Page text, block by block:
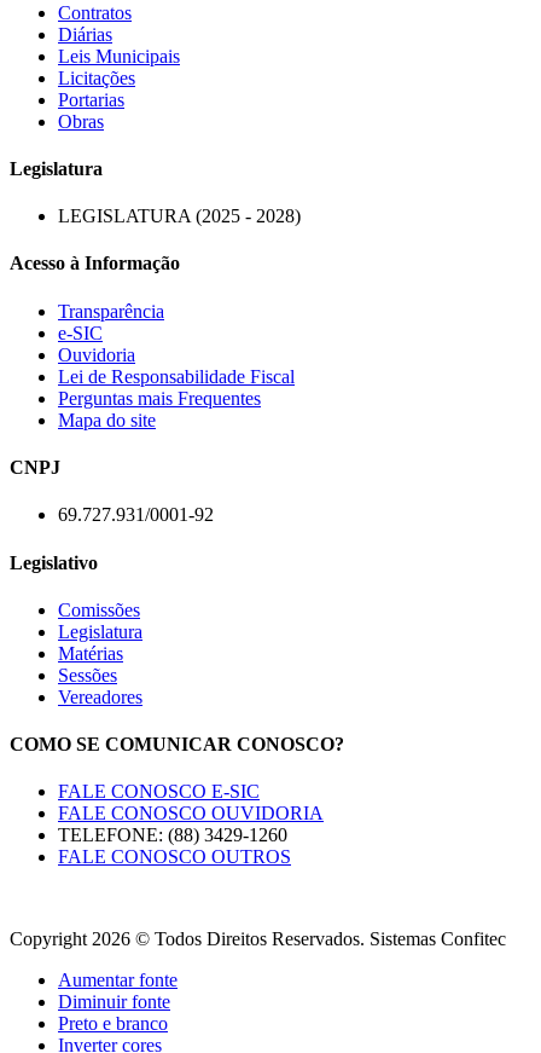
Contratos
Diárias
Leis Municipais
Licitações
Portarias
Obras
Legislatura
LEGISLATURA (2025 - 2028)
Acesso à Informação
Transparência
e-SIC
Ouvidoria
Lei de Responsabilidade Fiscal
Perguntas mais Frequentes
Mapa do site
CNPJ
69.727.931/0001-92
Legislativo
Comissões
Legislatura
Matérias
Sessões
Vereadores
COMO SE COMUNICAR CONOSCO?
FALE CONOSCO E-SIC
FALE CONOSCO OUVIDORIA
TELEFONE: (88) 3429-1260
FALE CONOSCO OUTROS
Copyright 2026 © Todos Direitos Reservados. Sistemas Confitec
Aumentar fonte
Diminuir fonte
Preto e branco
Inverter cores